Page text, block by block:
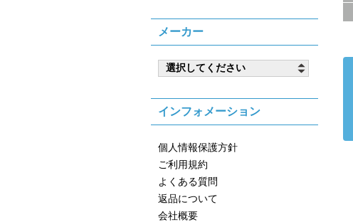
メーカー
インフォメーション
個人情報保護方針
ご利用規約
よくある質問
返品について
会社概要